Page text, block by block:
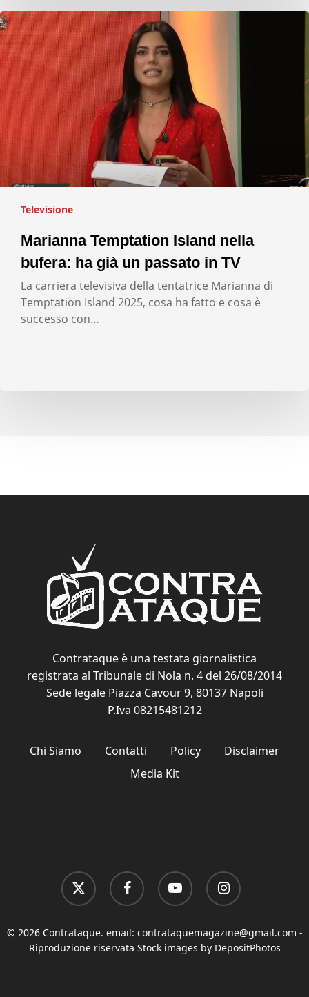
Televisione
Marianna Temptation Island nella
bufera: ha già un passato in TV
La carriera televisiva della tentatrice Marianna di
Temptation Island 2025, cosa ha fatto e cosa è
successo con…
Contrataque è una testata giornalistica
registrata al Tribunale di Nola n. 4 del 26/08/2014
Sede legale Piazza Cavour 9, 80137 Napoli
P.Iva 08215481212
Chi Siamo Contatti Policy
Disclaimer
Media Kit
x-
twitter
facebook youtube instagram
© 2026 Contrataque. email: contrataquemagazine@gmail.com -
Riproduzione riservata Stock images by DepositPhotos